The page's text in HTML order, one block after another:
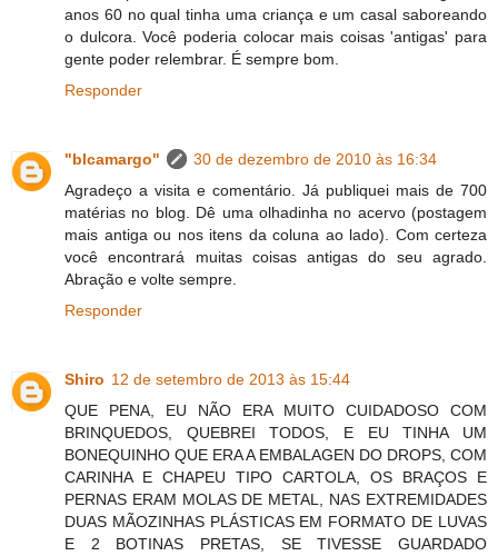
anos 60 no qual tinha uma criança e um casal saboreando
o dulcora. Você poderia colocar mais coisas 'antigas' para
gente poder relembrar. É sempre bom.
Responder
"blcamargo"
30 de dezembro de 2010 às 16:34
Agradeço a visita e comentário. Já publiquei mais de 700
matérias no blog. Dê uma olhadinha no acervo (postagem
mais antiga ou nos itens da coluna ao lado). Com certeza
você encontrará muitas coisas antigas do seu agrado.
Abração e volte sempre.
Responder
Shiro 12 de setembro de 2013 às 15:44
QUE PENA, EU NÃO ERA MUITO CUIDADOSO COM
BRINQUEDOS, QUEBREI TODOS, E EU TINHA UM
BONEQUINHO QUE ERA A EMBALAGEN DO DROPS, COM
CARINHA E CHAPEU TIPO CARTOLA, OS BRAÇOS E
PERNAS ERAM MOLAS DE METAL, NAS EXTREMIDADES
DUAS MÃOZINHAS PLÁSTICAS EM FORMATO DE LUVAS
E 2 BOTINAS PRETAS, SE TIVESSE GUARDADO